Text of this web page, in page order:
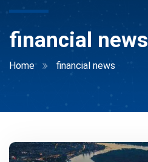
financial news
Home financial news